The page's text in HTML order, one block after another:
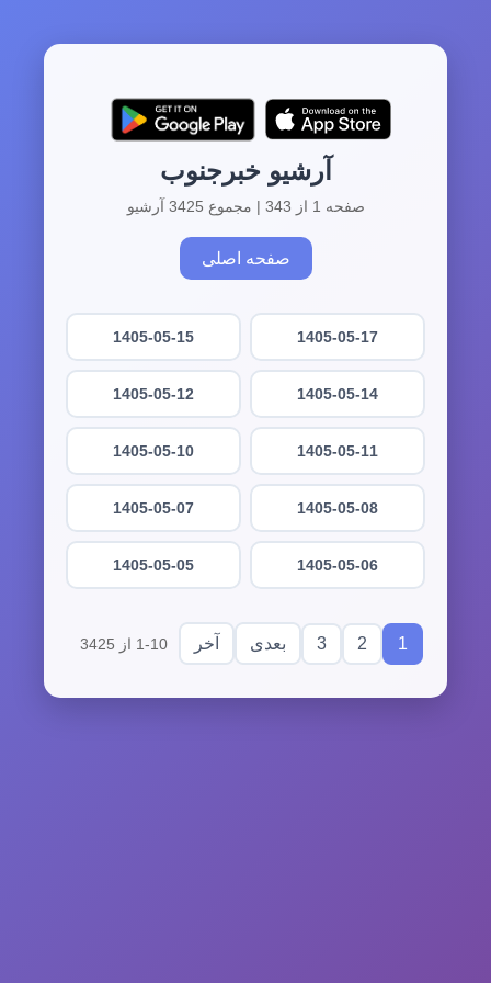
آرشیو خبرجنوب
صفحه 1 از 343 | مجموع 3425 آرشیو
صفحه اصلی
1405-05-17
1405-05-15
1405-05-14
1405-05-12
1405-05-11
1405-05-10
1405-05-08
1405-05-07
1405-05-06
1405-05-05
1
2
3 بعدی آخر 1-10 از 3425